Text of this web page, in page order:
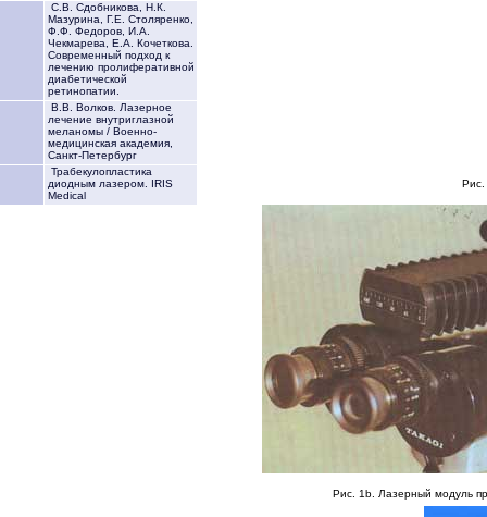
С.В. Сдобникова, Н.К.
Мазурина, Г.Е. Столяренко,
Ф.Ф. Федоров, И.А.
Чекмарева, Е.А. Кочеткова.
Современный подход к
лечению пролиферативной
диабетической
ретинопатии.
В.В. Волков. Лазерное
лечение внутриглазной
меланомы / Военно-
медицинская академия,
Санкт-Петербург
Трабекулопластика
диодным лазером. IRIS
Medical
Рис.
Рис. 1b. Лазерный модуль